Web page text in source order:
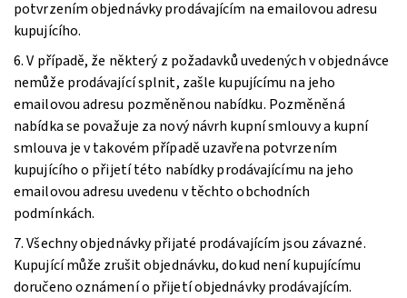
potvrzením objednávky prodávajícím na emailovou adresu
kupujícího.
6. V případě, že některý z požadavků uvedených v objednávce
nemůže prodávající splnit, zašle kupujícímu na jeho
emailovou adresu pozměněnou nabídku. Pozměněná
nabídka se považuje za nový návrh kupní smlouvy a kupní
smlouva je v takovém případě uzavřena potvrzením
kupujícího o přijetí této nabídky prodávajícímu na jeho
emailovou adresu uvedenu v těchto obchodních
podmínkách.
7. Všechny objednávky přijaté prodávajícím jsou závazné.
Kupující může zrušit objednávku, dokud není kupujícímu
doručeno oznámení o přijetí objednávky prodávajícím.